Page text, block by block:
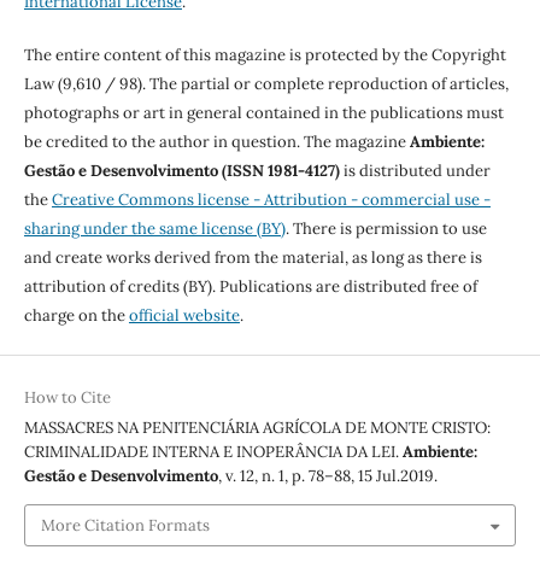
The entire content of this magazine is protected by the Copyright
Law (9,610 / 98). The partial or complete reproduction of articles,
photographs or art in general contained in the publications must
be credited to the author in question. The magazineAmbiente:
Gestão e Desenvolvimento (ISSN 1981-4127)is distributed under
theCreative Commons license - Attribution - commercial use -
sharing under the same license (BY). There is permission to use
and create works derived from the material, as long as there is
attribution of credits (BY). Publications are distributed free of
charge on theofficial website.
How to Cite
MASSACRES NA PENITENCIÁRIA AGRÍCOLA DE MONTE CRISTO:
CRIMINALIDADE INTERNA E INOPERÂNCIA DA LEI.Ambiente:
Gestão e Desenvolvimento, v. 12, n. 1, p. 78–88, 15 Jul.2019.
More Citation Formats